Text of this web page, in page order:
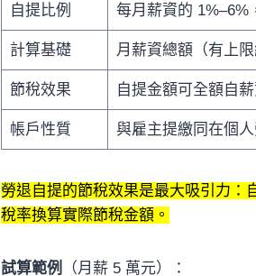
自提比例 每月薪資的 1%–6%
計算基礎 月薪資總額（有上限
節稅效果 自提金額可全額自
帳戶性質 與雇主提繳同在個
勞退自提的節稅效果是最大吸引力：
稅率換算實際節稅金額。
試算範例 （月薪 5 萬元）：